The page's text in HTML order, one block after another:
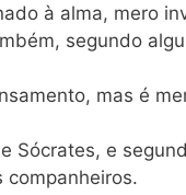
à alma, mero
segundo
mas é
Sócrates, e
companheiros.